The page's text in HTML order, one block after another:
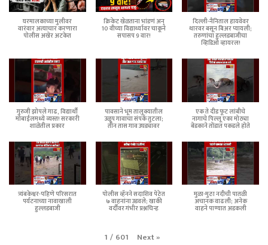
घरमालकाच्या मुलीवर
वारंवार अत्याचार करणारा
पोलीस अखेर अटकेत
क्रिकेट खेळताना भांडणं अन्
10 वीच्या विद्यार्थ्यावर चाकूने
सपासप 9 वार!
दिल्ली-नैनिताल हायवेवर
थारवर बसून बिअर प्यायली;
तरुणांचा हुल्लडबाजीचा
व्हिडिओ व्हायरल!
गुरुजी झोपले गाढ, विद्यार्थी
मोबाईलमध्ये व्यस्त! सरकारी
शाळेतील प्रकार
पावसाने भूम तालुक्यातील
उळूप गावाचा संपर्क तुटला;
तीन तास गाव उघड्यावर
एक ते दीड फूट लांबीचे
नागाचे पिल्लू एका मोठ्या
बेडकाने तोंडात पकडले होते
त्र्यंबकेश्वर-पहिणे परिसरात
पर्यटनाच्या नावाखाली
हुल्लडबाजी
पोलीस व्हॅनने सदाशिव पेठेत
७ वाहनांना उडवले; खाकी
वर्दीवर गंभीर प्रश्नचिन्ह
मुळा-मुठा नदीची पातळी
अचानक वाढली; अनेक
वाहने पाण्यात अडकली
1 / 601 Next»